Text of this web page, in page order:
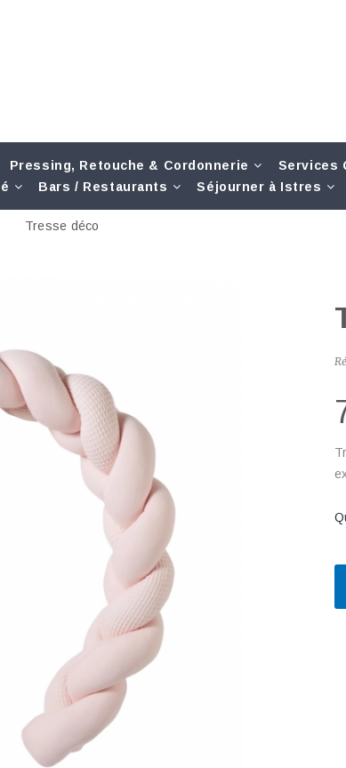
Pressing, Retouche & Cordonnerie Services
Bars / Restaurants Séjourner à Istres
Tresse déco